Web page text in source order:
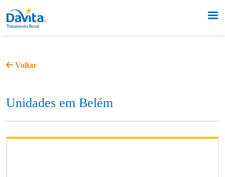
Voltar
Unidades em Belém